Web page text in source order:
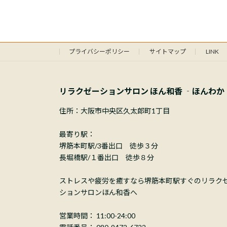
プライバシーポリシー サイトマップ LINK
リラクゼーションサロン ほん和香 ‐ほんわ
住所：大阪市中央区久太郎町1丁目
最寄り駅：
堺筋本町駅/3番出口 徒歩３分
長堀橋駅/１番出口 徒歩８分
ストレスや疲労を癒すなら堺筋本町駅すぐのリラク
ションサロンほん和香へ
営業時間： 11:00-24:00